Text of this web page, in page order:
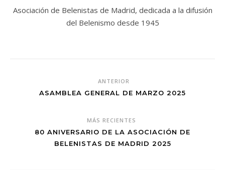
Asociación de Belenistas de Madrid, dedicada a la difusión
del Belenismo desde 1945
ANTERIOR
ASAMBLEA GENERAL DE MARZO 2025
MÁS RECIENTES
80 ANIVERSARIO DE LA ASOCIACIÓN DE
BELENISTAS DE MADRID 2025